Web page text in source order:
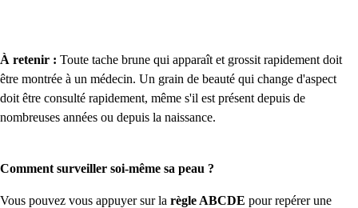
À retenir : Toute tache brune qui apparaît et grossit rapidement doit
être montrée à un médecin. Un grain de beauté qui change d'aspect
doit être consulté rapidement, même s'il est présent depuis de
nombreuses années ou depuis la naissance.
Comment surveiller soi-même sa peau ?
Vous pouvez vous appuyer sur la règle ABCDE pour repérer une